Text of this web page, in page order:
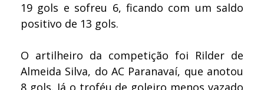
19 gols e sofreu 6, ficando com um saldo
positivo de 13 gols.
O artilheiro da competição foi Rilder de
Almeida Silva, do AC Paranavaí, que anotou
8 gols. Já o troféu de goleiro menos vazado